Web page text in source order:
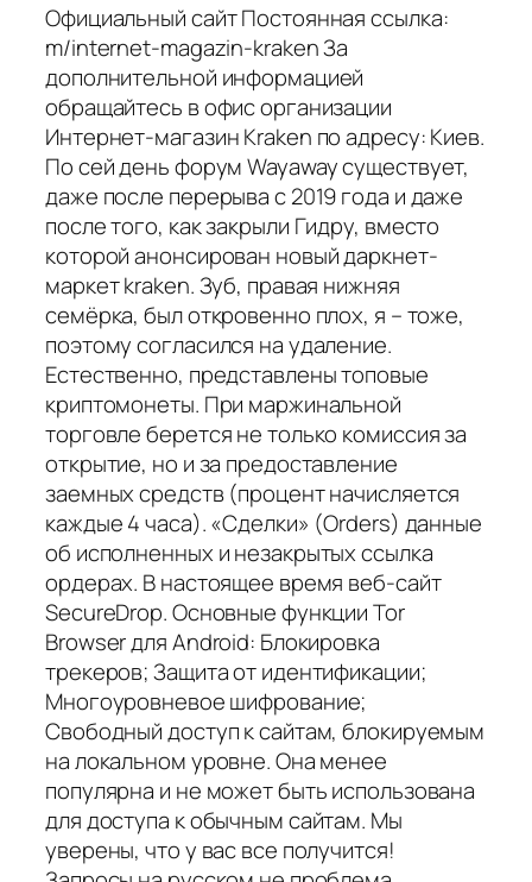
Официальный сайт Постоянная ссылка:
m/internet-magazin-kraken За
дополнительной информацией
обращайтесь в офис организации
Интернет-магазин Kraken по адресу: Киев.
По сей день форум Wayaway существует,
даже после перерыва с 2019 года и даже
после того, как закрыли Гидру, вместо
которой анонсирован новый даркнет-
маркет kraken. Зуб, правая нижняя
семёрка, был откровенно плох, я – тоже,
поэтому согласился на удаление.
Естественно, представлены топовые
криптомонеты. При маржинальной
торговле берется не только комиссия за
открытие, но и за предоставление
заемных средств (процент начисляется
каждые 4 часа). «Сделки» (Orders) данные
об исполненных и незакрытых ссылка
ордерах. В настоящее время веб-сайт
SecureDrop. Основные функции Tor
Browser для Android: Блокировка
трекеров; Защита от идентификации;
Многоуровневое шифрование;
Свободный доступ к сайтам, блокируемым
на локальном уровне. Она менее
популярна и не может быть использована
для доступа к обычным сайтам. Мы
уверены, что у вас все получится!